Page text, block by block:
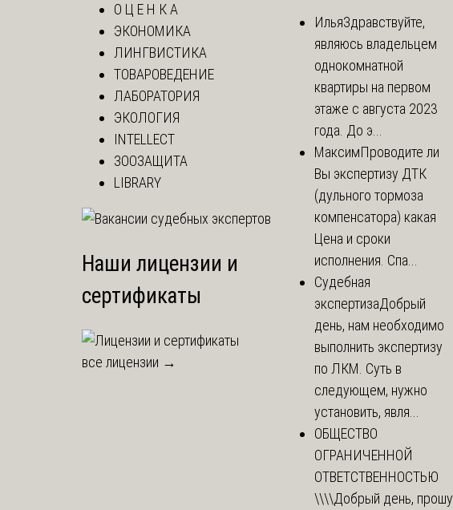
О Ц Е Н К А
ЭКОНОМИКА
ЛИНГВИСТИКА
ТОВАРОВЕДЕНИЕ
ЛАБОРАТОРИЯ
ЭКОЛОГИЯ
INTELLECT
ЗООЗАЩИТА
LIBRARY
Наши лицензии и
сертификаты
все лицензии →
ИльяЗдравствуйте,
являюсь владельцем
однокомнатной
квартиры на первом
этаже с августа 2023
года. До э...
МаксимПроводите ли
Вы экспертизу ДТК
(дульного тормоза
компенсатора) какая
Цена и сроки
исполнения. Спа...
Судебная
экспертизаДобрый
день, нам необходимо
выполнить экспертизу
по ЛКМ. Суть в
следующем, нужно
установить, явля...
ОБЩЕСТВО
ОГРАНИЧЕННОЙ
ОТВЕТСТВЕННОСТЬЮ
\\\\Добрый день, прошу